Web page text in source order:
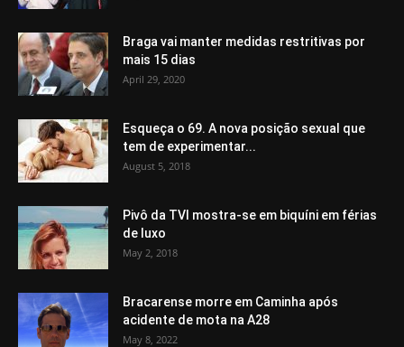
Braga vai manter medidas restritivas por
mais 15 dias
April 29, 2020
Esqueça o 69. A nova posição sexual que
tem de experimentar...
August 5, 2018
Pivô da TVI mostra-se em biquíni em férias
de luxo
May 2, 2018
Bracarense morre em Caminha após
acidente de mota na A28
May 8, 2022